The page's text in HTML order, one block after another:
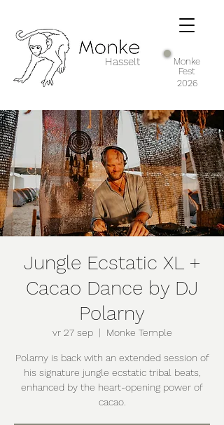
Hasselt
Monke
Fest
2026
Jungle Ecstatic XL +
Cacao Dance by DJ
Polarny
vr 27 sep
  |
Monke Temple
Polarny is back with an extended session of
his signature jungle ecstatic tribal beats,
enhanced by the heart-opening power of
cacao.